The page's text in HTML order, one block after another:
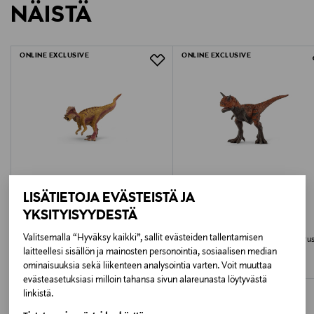
LISÄTIETOJA EVÄSTEISTÄ JA
YKSITYISYYDESTÄ
Valitsemalla “Hyväksy kaikki”, sallit evästeiden tallentamisen
laitteellesi sisällön ja mainosten personointia, sosiaalisen median
ominaisuuksia sekä liikenteen analysointia varten. Voit muuttaa
evästeasetuksiasi milloin tahansa sivun alareunasta löytyvästä
linkistä.
päivään saakka löytää parhaat kirjat esihistoriallisilta
kirpputoreilta. Mitä tarinoita haluaisit lukea yhdessä
VAROITUS! Ei sovellu alle 3-vuotiaille lapsille. Sisältää
pieniä osia. Tukehtumisvaara.
1544543
Avainsanat
schleich dinosaurukset, lasten dinosaurushahmot,
muoviset dinosaurukset, leludinosaurukset,
LUE TARKEMMAT PALAUTUSOHJEET
NÄISTÄ
ONLINE EXCLUSIVE
SCHLEICH DINOSAURS
Pachycephalosaurus
Original Price
26,49 €
ONLINE EXCLUSIVE
SCHLEICH DINOSAURS
Original Price
26,49 €